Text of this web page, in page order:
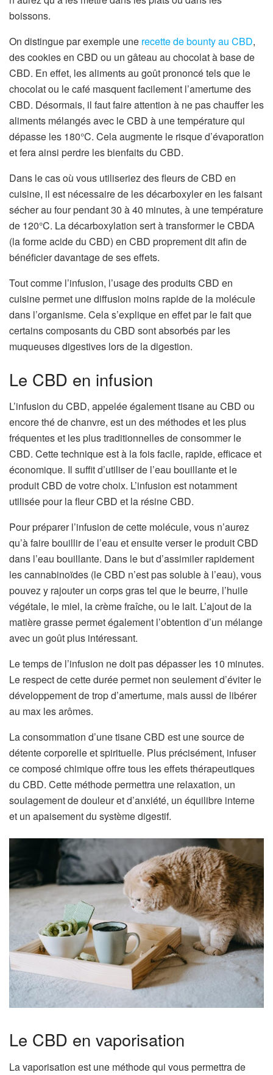
boissons.
On distingue par exemple une recette de bounty au CBD,
des cookies en CBD ou un gâteau au chocolat à base de
CBD. En effet, les aliments au goût prononcé tels que le
chocolat ou le café masquent facilement l’amertume des
CBD. Désormais, il faut faire attention à ne pas chauffer les
aliments mélangés avec le CBD à une température qui
dépasse les 180°C. Cela augmente le risque d’évaporation
et fera ainsi perdre les bienfaits du CBD.
Dans le cas où vous utiliseriez des fleurs de CBD en
cuisine, il est nécessaire de les décarboxyler en les faisant
sécher au four pendant 30 à 40 minutes, à une température
de 120°C. La décarboxylation sert à transformer le CBDA
(la forme acide du CBD) en CBD proprement dit afin de
bénéficier davantage de ses effets.
Tout comme l’infusion, l’usage des produits CBD en
cuisine permet une diffusion moins rapide de la molécule
dans l’organisme. Cela s’explique en effet par le fait que
certains composants du CBD sont absorbés par les
muqueuses digestives lors de la digestion.
Le CBD en infusion
L’infusion du CBD, appelée également tisane au CBD ou
encore thé de chanvre, est un des méthodes et les plus
fréquentes et les plus traditionnelles de consommer le
CBD. Cette technique est à la fois facile, rapide, efficace et
économique. Il suffit d’utiliser de l’eau bouillante et le
produit CBD de votre choix. L’infusion est notamment
utilisée pour la fleur CBD et la résine CBD.
Pour préparer l’infusion de cette molécule, vous n’aurez
qu’à faire bouillir de l’eau et ensuite verser le produit CBD
dans l’eau bouillante. Dans le but d’assimiler rapidement
les cannabinoïdes (le CBD n’est pas soluble à l’eau), vous
pouvez y rajouter un corps gras tel que lebeurre, l’huile
végétale, le miel, la crème fraîche, ou le lait. L’ajout de la
matière grasse permet également l’obtention d’un mélange
avec un goût plus intéressant.
Le temps de l’infusion ne doit pas dépasser les 10 minutes.
Le respect de cette durée permet non seulement d’éviter le
développement de trop d’amertume, mais aussi de libérer
au max les arômes.
La consommation d’une tisane CBD est une source de
détente corporelle et spirituelle. Plus précisément, infuser
ce composé chimique offre tous les effets thérapeutiques
du CBD. Cette méthode permettra une relaxation, un
soulagement de douleur et d’anxiété, un équilibre interne
et un apaisement du système digestif.
Le CBD en vaporisation
La vaporisation est une méthode qui vous permettra de